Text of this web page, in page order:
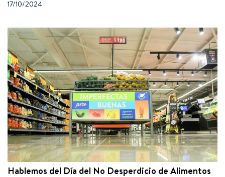
17/10/2024
Hablemos del Día del No Desperdicio de Alimentos